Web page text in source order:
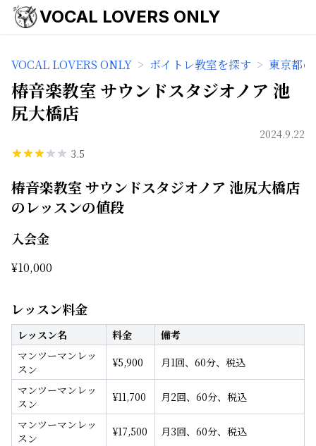
VOCAL LOVERS ONLY
VOCAL LOVERS ONLY > ボイトレ教室を探す > 東京都
椿音楽教室 サウンドスタジオノア 池
尻大橋店
2024.9.22
3.5
椿音楽教室 サウンドスタジオノア 池尻大橋店
のレッスンの値段
入会金
¥10,000
レッスン料金
レッスン名 料金
備考
マンツーマンレッ
スン
¥5,900
月1回、60分、税込
マンツーマンレッ
スン
¥11,700
月2回、60分、税込
マンツーマンレッ
スン
¥17,500
月3回、60分、税込